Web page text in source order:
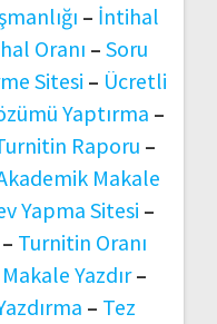
– İntihal
Oranı – Soru
Sitesi – Ücretli
Yaptırma –
Raporu –
Makale
Yapma Sitesi –
– Turnitin Oranı
Yazdır–
– Tez